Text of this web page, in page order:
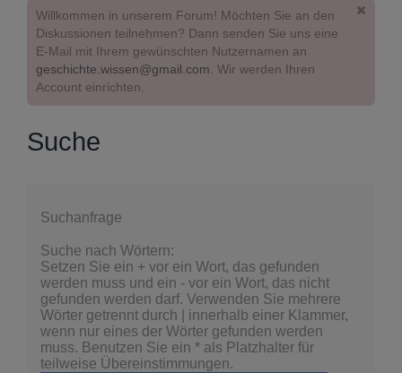
Willkommen in unserem Forum! Möchten Sie an den
Diskussionen teilnehmen? Dann senden Sie uns eine
E-Mail mit Ihrem gewünschten Nutzernamen an
geschichte.wissen@gmail.com. Wir werden Ihren
Account einrichten.
Suche
Suchanfrage
Suche nach Wörtern:
Setzen Sie ein + vor ein Wort, das gefunden
werden muss und ein - vor ein Wort, das nicht
gefunden werden darf. Verwenden Sie mehrere
Wörter getrennt durch
innerhalb einer Klammer,
wenn nur eines der Wörter gefunden werden
muss. Benutzen Sie ein * als Platzhalter für
teilweise Übereinstimmungen.